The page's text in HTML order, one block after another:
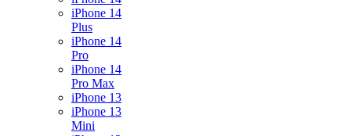
iPhone 14
Plus
iPhone 14
Pro
iPhone 14
Pro Max
iPhone 13
iPhone 13
Mini